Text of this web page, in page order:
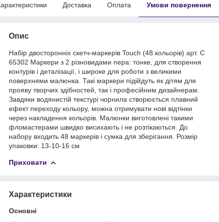
Доставка Оплата Умови повернення
Опис
Набір двосторонніх скетч-маркерів Touch (48 кольорів) арт. C
65302 Маркери з 2 різновидами пера: тонке, для створення
контурів і деталізації, і широке для роботи з великими
поверхнями малюнка. Такі маркери підійдуть як дітям для
прояву творчих здібностей, так і професійним дизайнерам.
Завдяки водянистій текстурі чорнила створюється плавний
ефект переходу кольору, можна отримувати нові відтінки
через накладення кольорів. Малюнки виготовлені такими
фломастерами швидко висихають і не розтікаються. До
набору входить 48 маркерів і сумка для зберігання. Розмір
упаковки: 13-10-16 см
Приховати
Характеристики
Основні